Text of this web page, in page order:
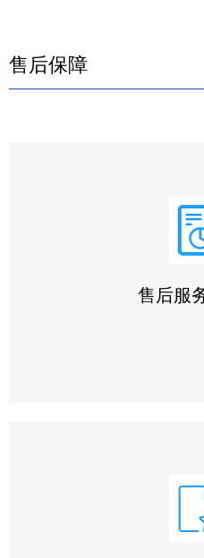
售后保障
售后服
我们始终坚持 ‌“用户第一”‌ 原
款，不断完善服务体系，以
务赢得客户信赖，为客户提